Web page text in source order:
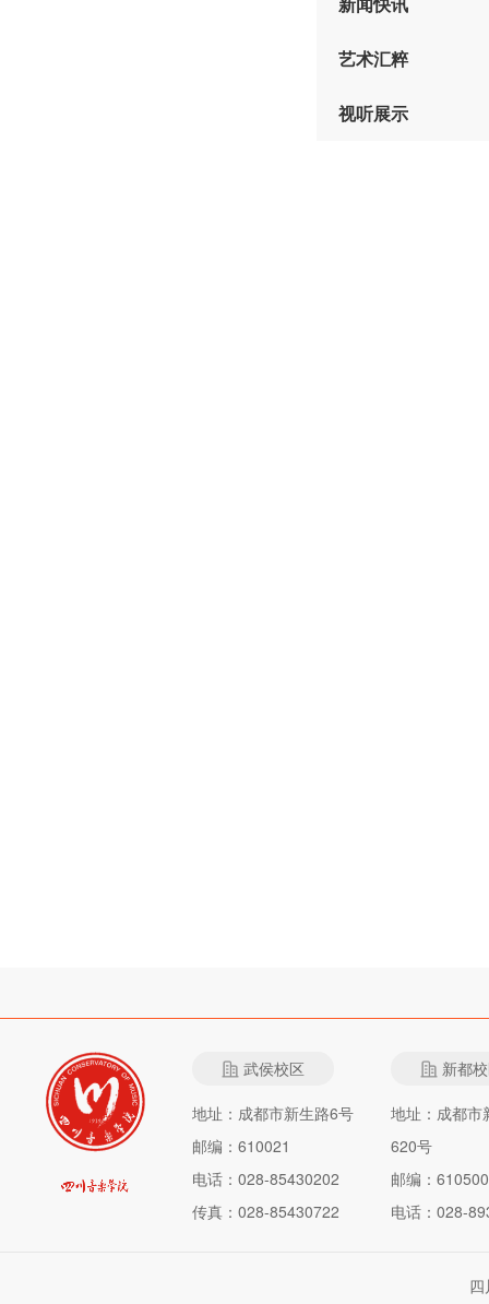
艺术汇粹
视听展示
武侯校区
地址：成都市新生路6号
邮编：610021
电话：028-85430202
传真：028-85430722
新都
地址：成都市
620号
邮编：610500
电话：028-